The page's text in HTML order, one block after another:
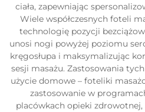
ciała, zapewniając
Wiele współczesnych foteli
technologię pozycji
unosi nogi powyżej poziomu
kręgosłupa i maksymalizując
sesji masażu. Zastosowania
użycie domowe – foteliki
zastosowanie w
placówkach opieki